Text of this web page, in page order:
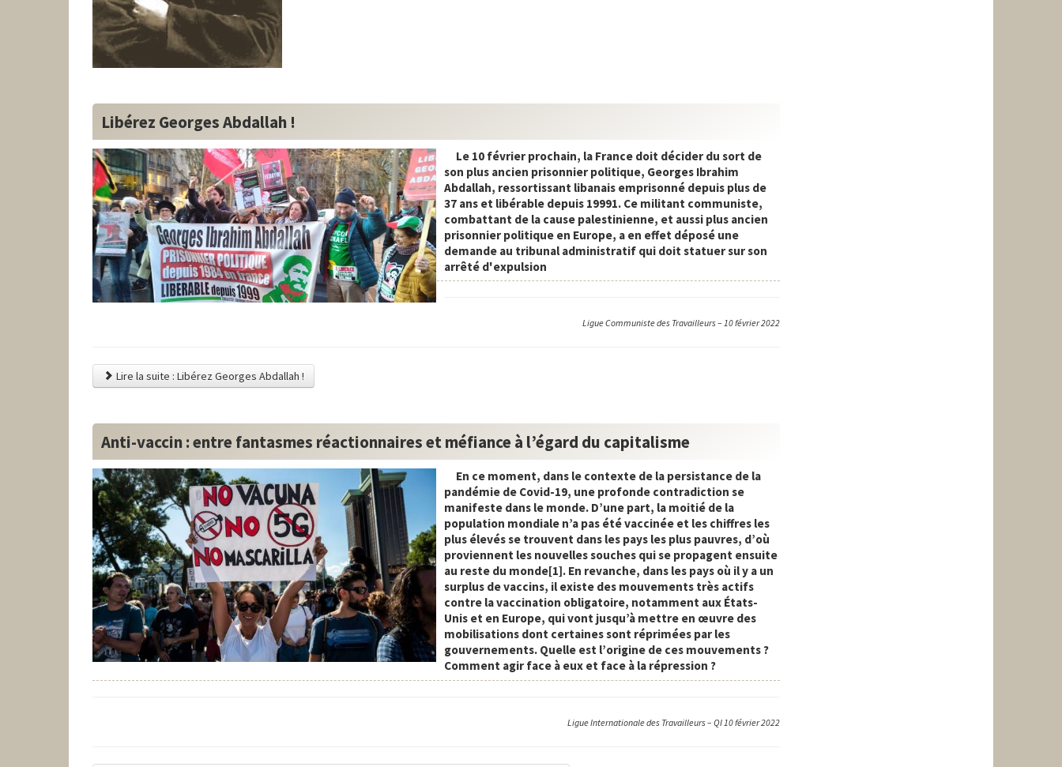
Libérez Georges Abdallah !
Le 10 février prochain, la France doit décider du sort de
son plus ancien prisonnier politique, Georges Ibrahim
Abdallah, ressortissant libanais emprisonné depuis plus de
37 ans et libérable depuis 19991. Ce militant communiste,
combattant de la cause palestinienne, et aussi plus ancien
prisonnier politique en Europe, a en effet déposé une
demande au tribunal administratif qui doit statuer sur son
arrêté d'expulsion
Ligue Communiste des Travailleurs – 10 février 2022
Lire la suite : Libérez Georges Abdallah !
Anti-vaccin : entre fantasmes réactionnaires et méfiance à l’égard du capitalisme
En ce moment, dans le contexte de la persistance de la
pandémie de Covid-19, une profonde contradiction se
manifeste dans le monde. D’une part, la moitié de la
population mondiale n’a pas été vaccinée et les chiffres les
plus élevés se trouvent dans les pays les plus pauvres, d’où
proviennent les nouvelles souches qui se propagent ensuite
au reste du monde[1]. En revanche, dans les pays où il y a un
surplus de vaccins, il existe des mouvements très actifs
contre la vaccination obligatoire, notamment aux États-
Unis et en Europe, qui vont jusqu’à mettre en œuvre des
mobilisations dont certaines sont réprimées par les
gouvernements. Quelle est l’origine de ces mouvements ?
Comment agir face à eux et face à la répression ?
Ligue Internationale des Travailleurs – QI 10 février 2022